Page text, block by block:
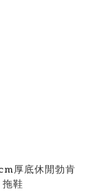
厚底休閒勃肯
拖鞋